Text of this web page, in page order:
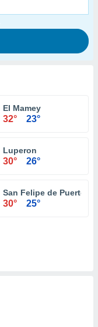
El Mamey
32° 23°
Luperon
30° 26°
San Felipe de Puerto
30° 25°